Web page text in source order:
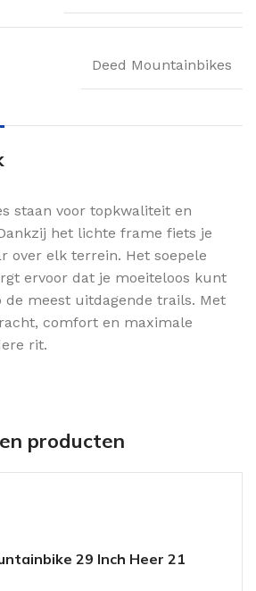
Deed Mountainbikes
staan voor topkwaliteit en
het lichte frame fiets je
over elk terrein. Het soepele
ervoor dat je moeiteloos kunt
de meest uitdagende trails. Met
comfort en maximale
rit.
producten
29 Inch Heer 21